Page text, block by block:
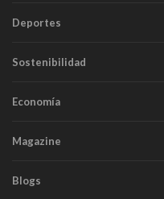
Deportes
Sostenibilidad
Economía
Magazine
Blogs